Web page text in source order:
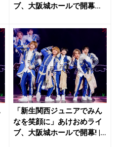
ブ、大阪城ホールで開幕！ |
「新生関西ジュニアでみん
なを笑顔に」あけおめライ
ブ、大阪城ホールで開幕! |